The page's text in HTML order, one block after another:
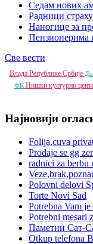
Седам нових
Радници
Наногице за
Пензионерима
Све вести
Влада Републике Србије
ФК Нишки културни
Најновији
Folija,cuva
Prodaje se gg
radnici za berbu
Polovni delovi
Torte Novi Sad
Potrebna Vam je
Potrebni mesari
Паметни Сат-
Otkup telefona